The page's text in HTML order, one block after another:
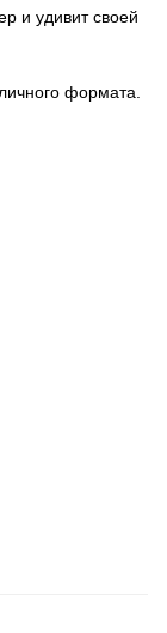
и удивит своей
формата.